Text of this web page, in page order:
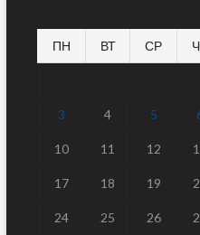
ПН ВТ СР
3 4 5
10 11 12
17 18 19
24 25 26